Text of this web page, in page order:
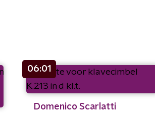
06:01
Domenico Scarlatti